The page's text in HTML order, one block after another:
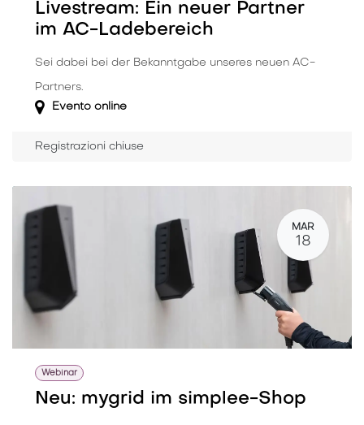
Livestream: Ein neuer Partner
im AC-Ladebereich
Sei dabei bei der Bekanntgabe unseres neuen AC-
Partners.
Evento online
Registrazioni chiuse
MAR
18
Webinar
Neu: mygrid im simplee-Shop